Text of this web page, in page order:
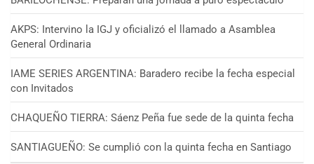
AKPS: Intervino la IGJ y oficializó el llamado a Asamblea
General Ordinaria
IAME SERIES ARGENTINA: Baradero recibe la fecha especial
con Invitados
CHAQUEÑO TIERRA: Sáenz Peña fue sede de la quinta fecha
SANTIAGUEÑO: Se cumplió con la quinta fecha en Santiago